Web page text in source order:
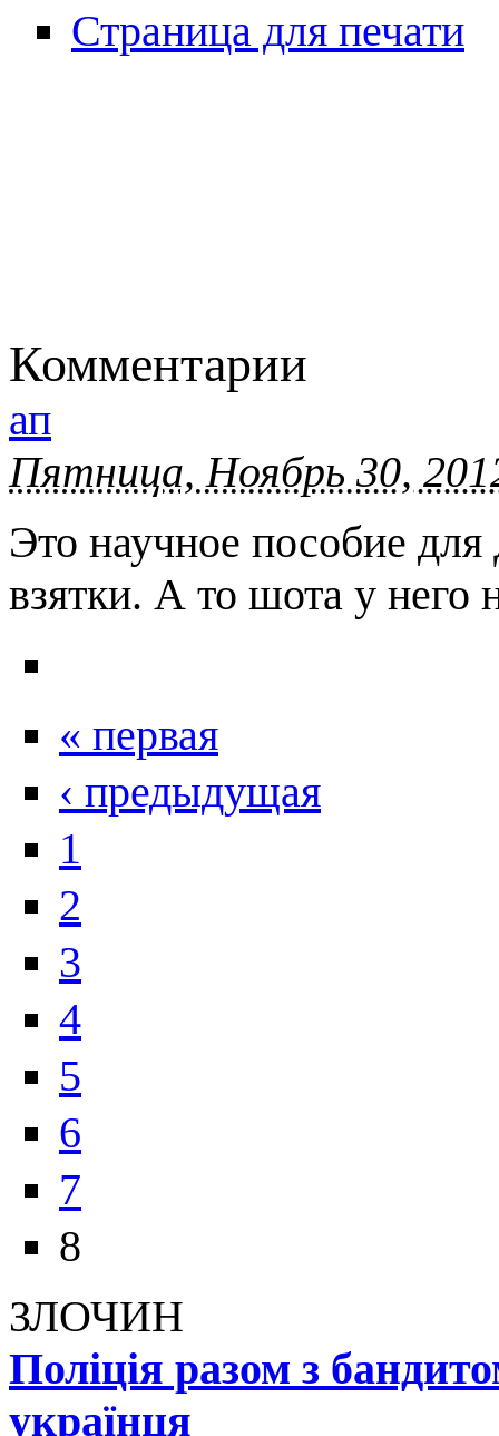
Страница для печати
Комментарии
ап
Пятница, Ноябрь 30,
Это научное пособие
взятки. А то шота у него
« первая
‹ предыдущая
1
2
3
4
5
6
7
8
ЗЛОЧИН
Поліція разом з
українця